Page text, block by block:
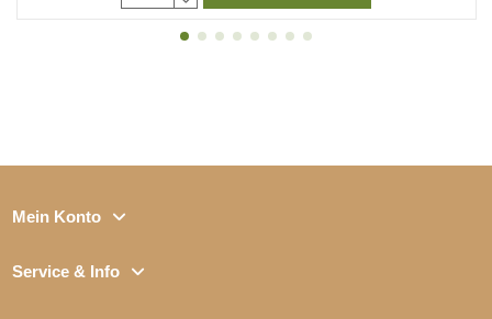
Mein Konto
Service & Info